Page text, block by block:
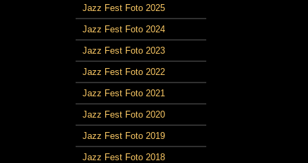
Jazz Fest Foto 2025
Jazz Fest Foto 2024
Jazz Fest Foto 2023
Jazz Fest Foto 2022
Jazz Fest Foto 2021
Jazz Fest Foto 2020
Jazz Fest Foto 2019
Jazz Fest Foto 2018